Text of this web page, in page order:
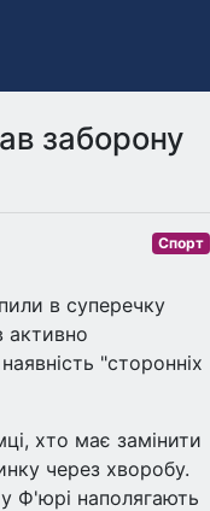
заборону
Спорт
в суперечку
активно
"сторонніх
хто має замінити
через хворобу.
Ф'юрі наполягають